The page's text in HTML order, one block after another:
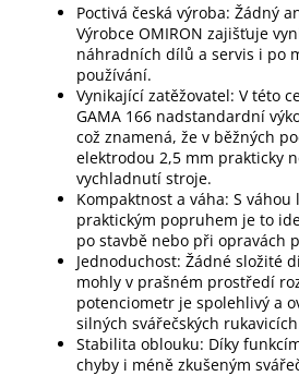
Poctivá česká výroba: Žádný
Výrobce OMIRON zajišťuje
náhradních dílů a servis i po
používání.
Vynikající zatěžovatel: V této
GAMA 166 nadstandardní
což znamená, že v běžných
elektrodou 2,5 mm prakticky
vychladnutí stroje.
Kompaktnost a váha: S váhou
praktickým popruhem je to
po stavbě nebo při opravách
Jednoduchost: Žádné složité
mohly v prašném prostředí
potenciometr je spolehlivý a
silných svářečských
Stabilita oblouku: Díky
chyby i méně zkušeným